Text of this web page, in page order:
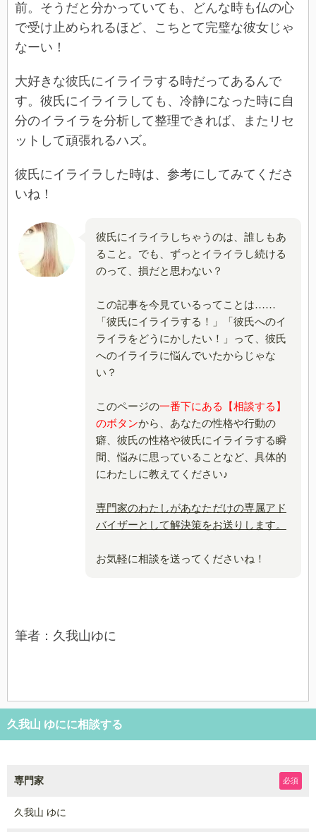
前。そうだと分かっていても、どんな時も仏の心
で受け止められるほど、こちとて完璧な彼女じゃ
なーい！
大好きな彼氏にイライラする時だってあるんで
す。彼氏にイライラしても、冷静になった時に自
分のイライラを分析して整理できれば、またリセ
ットして頑張れるハズ。
彼氏にイライラした時は、参考にしてみてくださ
いね！
彼氏にイライラしちゃうのは、誰しもあ
ること。でも、ずっとイライラし続ける
のって、損だと思わない？
この記事を今見ているってことは……
「彼氏にイライラする！」「彼氏へのイ
ライラをどうにかしたい！」って、彼氏
へのイライラに悩んでいたからじゃな
い？
このページの一番下にある【相談する】
のボタンから、あなたの性格や行動の
癖、彼氏の性格や彼氏にイライラする瞬
間、悩みに思っていることなど、具体的
にわたしに教えてください♪
専門家のわたしがあなただけの専属アド
バイザーとして解決策をお送りします。
お気軽に相談を送ってくださいね！
筆者：久我山ゆに
久我山 ゆにに相談する
専門家 必須
久我山 ゆに